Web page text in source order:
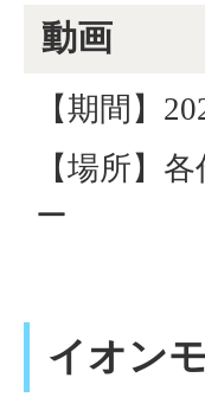
動画
【期間】
【場所】
ー
イオン